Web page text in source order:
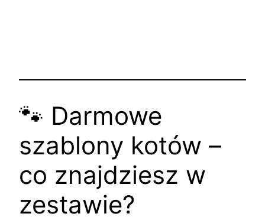
🐾 Darmowe
szablony kotów –
co znajdziesz w
zestawie?